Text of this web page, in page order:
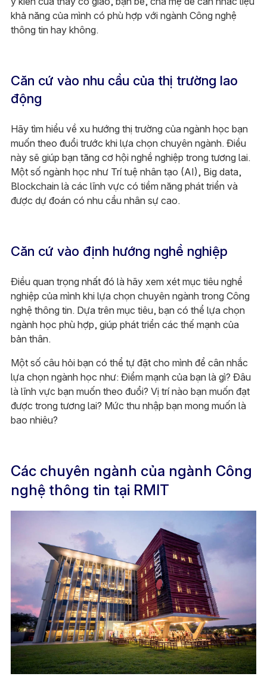
khả năng của mình có phù hợp với ngành Công nghệ
thông tin hay không.
Căn cứ vào nhu cầu của thị trường lao
động
Hãy tìm hiểu về xu hướng thị trường của ngành học bạn
muốn theo đuổi trước khi lựa chọn chuyên ngành. Điều
này sẽ giúp bạn tăng cơ hội nghề nghiệp trong tương lai.
Một số ngành học như Trí tuệ nhân tạo (AI), Big data,
Blockchain là các lĩnh vực có tiềm năng phát triển và
được dự đoán có nhu cầu nhân sự cao.
Căn cứ vào định hướng nghề nghiệp
Điều quan trọng nhất đó là hãy xem xét mục tiêu nghề
nghiệp của mình khi lựa chọn chuyên ngành trong Công
nghệ thông tin. Dựa trên mục tiêu, bạn có thể lựa chọn
ngành học phù hợp, giúp phát triển các thế mạnh của
bản thân.
Một số câu hỏi bạn có thể tự đặt cho mình để cân nhắc
lựa chọn ngành học như: Điểm mạnh của bạn là gì? Đâu
là lĩnh vực bạn muốn theo đuổi? Vị trí nào bạn muốn đạt
được trong tương lai? Mức thu nhập bạn mong muốn là
bao nhiêu?
Các chuyên ngành của ngành Công
nghệ thông tin tại RMIT